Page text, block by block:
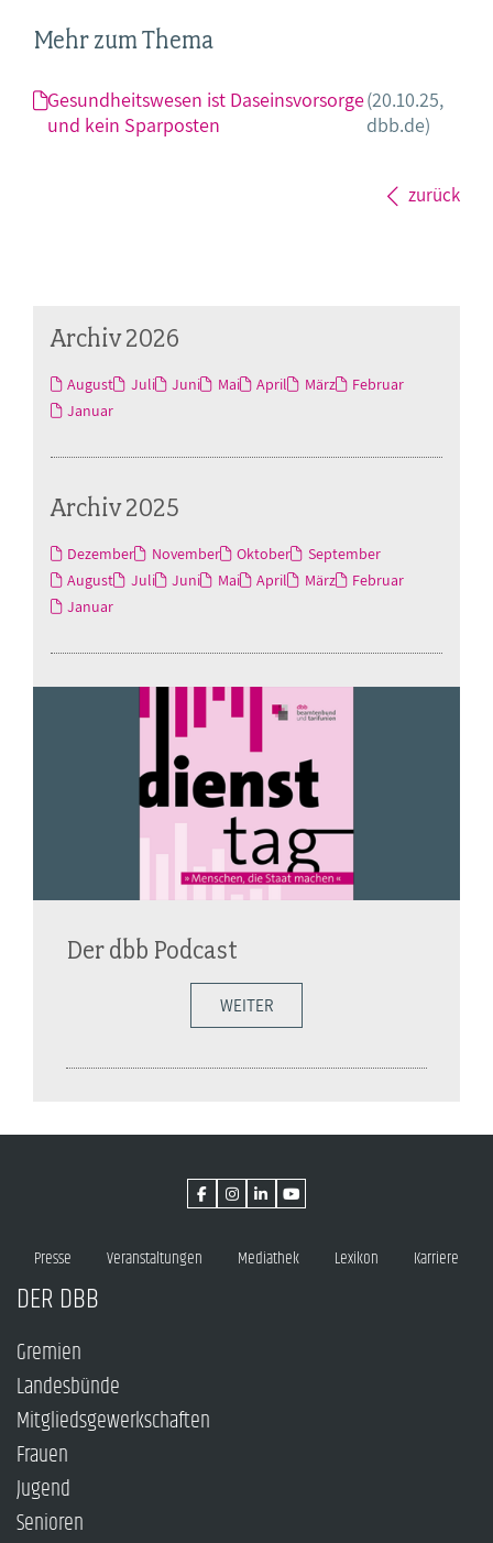
Mehr zum Thema
Gesundheitswesen ist Daseinsvorsorge
und kein Sparposten
(20.10.25,
dbb.de)
zurück
Archiv 2026
August Juli Juni Mai April März
Februar
Januar
Archiv 2025
Dezember November Oktober
September
August
Juli Juni Mai April März
Februar
Januar
Der dbb Podcast
WEITER
Presse Veranstaltungen Mediathek Lexikon Karriere
DER DBB
Gremien
Landesbünde
Mitgliedsgewerkschaften
Frauen
Jugend
Senioren